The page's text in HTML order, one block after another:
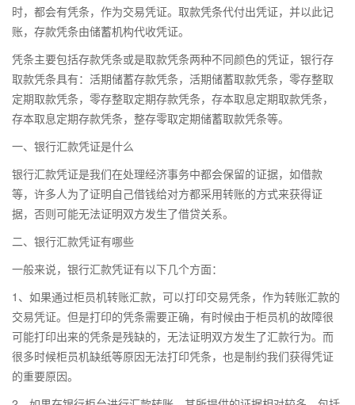
时，都会有凭条，作为交易凭证。取款凭条代付出凭证，并以此记
账，存款凭条由储蓄机构代收凭证。
凭条主要包括存款凭条或是取款凭条两种不同颜色的凭证，银行存
取款凭条具有：活期储蓄存款凭条，活期储蓄取款凭条，零存整取
定期取款凭条，零存整取定期存款凭条，存本取息定期取款凭条，
存本取息定期存款凭条，整存零取定期储蓄取款凭条等。
一、银行汇款凭证是什么
银行汇款凭证是我们在处理经济事务中都会保留的证据，如借款
等，许多人为了证明自己借钱给对方都采用转账的方式来获得证
据，否则可能无法证明双方发生了借贷关系。
二、银行汇款凭证有哪些
一般来说，银行汇款凭证有以下几个方面：
1、如果通过柜员机转账汇款，可以打印交易凭条，作为转账汇款的
交易凭证。但是打印的凭条需要正确，有时候由于柜员机的故障很
可能打印出来的凭条是残缺的，无法证明双方发生了汇款行为。而
很多时候柜员机缺纸等原因无法打印凭条，也是制约我们获得凭证
的重要原因。